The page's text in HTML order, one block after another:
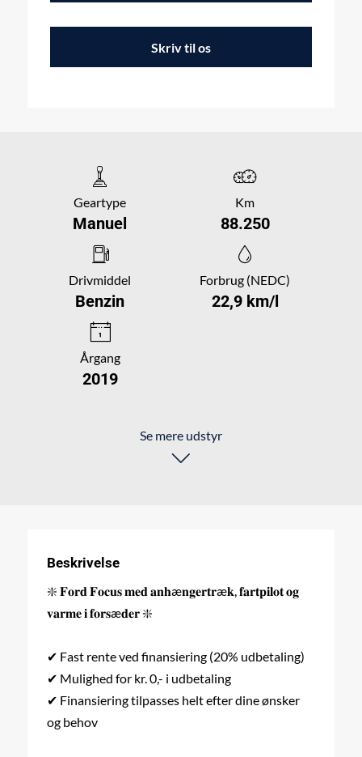
Skriv til os
Geartype
Manuel
Km
88.250
Drivmiddel
Benzin
Forbrug (NEDC)
22,9 km/l
Årgang
2019
Se mere udstyr
Beskrivelse
❇️ 𝐅𝐨𝐫𝐝 𝐅𝐨𝐜𝐮𝐬 𝐦𝐞𝐝 𝐚𝐧𝐡æ𝐧𝐠𝐞𝐫𝐭𝐫æ𝐤, 𝐟𝐚𝐫𝐭𝐩𝐢𝐥𝐨𝐭 𝐨𝐠
𝐯𝐚𝐫𝐦𝐞 𝐢 𝐟𝐨𝐫𝐬æ𝐝𝐞𝐫 ❇️
✔ Fast rente ved finansiering (20% udbetaling)
✔ Mulighed for kr. 0,- i udbetaling
✔ Finansiering tilpasses helt efter dine ønsker
og behov